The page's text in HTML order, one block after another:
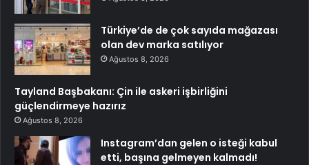
Türkiye’de de çok sayıda mağazası
olan dev marka satılıyor
Ağustos 8, 2026
Tayland Başbakanı: Çin ile askeri işbirliğini
güçlendirmeye hazırız
Ağustos 8, 2026
Instagram’dan gelen o isteği kabul
etti, başına gelmeyen kalmadı!